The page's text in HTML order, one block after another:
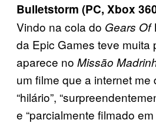
Bulletstorm (PC, Xbox
Vindo na cola do Gears Of
da Epic Games teve muita
aparece no Missão
um filme que a internet me
“hilário”,
e “parcialmente filmado